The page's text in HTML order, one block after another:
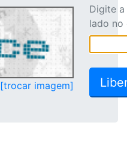
[trocar imagem]
Digite
lado no